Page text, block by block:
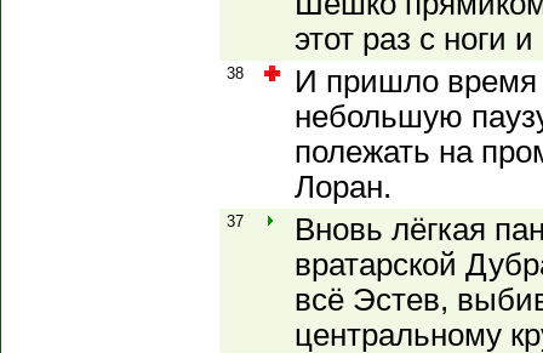
этот раз с ноги
38
И пришло время
небольшую
полежать на
Лоран.
37
Вновь лёгкая
вратарской
всё Эстев,
центральному